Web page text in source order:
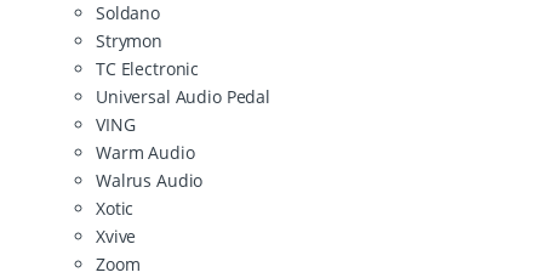
Soldano
Strymon
TC Electronic
Universal Audio Pedal
VING
Warm Audio
Walrus Audio
Xotic
Xvive
Zoom